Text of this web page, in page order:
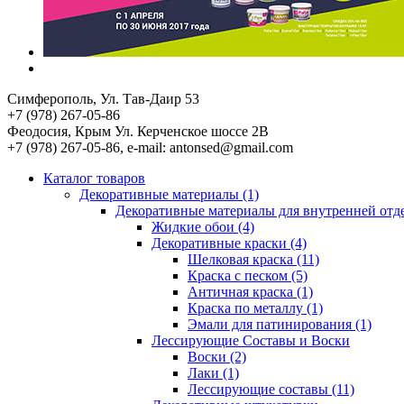
Симферополь, Ул. Тав-Даир 53
+7 (978) 267-05-86
Феодосия, Крым Ул. Керченское шоссе 2В
+7 (978) 267-05-86, e-mail: antonsed@gmail.com
Каталог товаров
Декоративные материалы (1)
Декоративные материалы для внутренней
Жидкие обои (4)
Декоративные краски (4)
Шелковая краска (11)
Краска с песком (5)
Античная краска (1)
Краска по металлу (1)
Эмали для патинирования (1)
Лессирующие Составы и Воски
Воски (2)
Лаки (1)
Лессирующие составы (11)